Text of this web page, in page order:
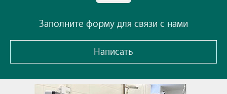
Заполните форму для связи с нами
Написать